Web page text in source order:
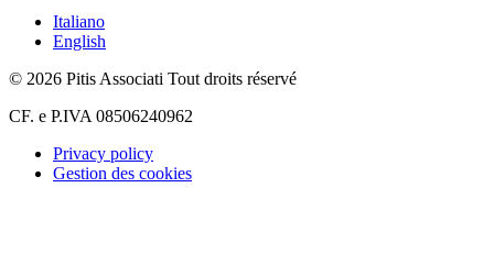
Italiano
English
© 2026 Pitis Associati Tout droits réservé
CF. e P.IVA 08506240962
Privacy policy
Gestion des cookies